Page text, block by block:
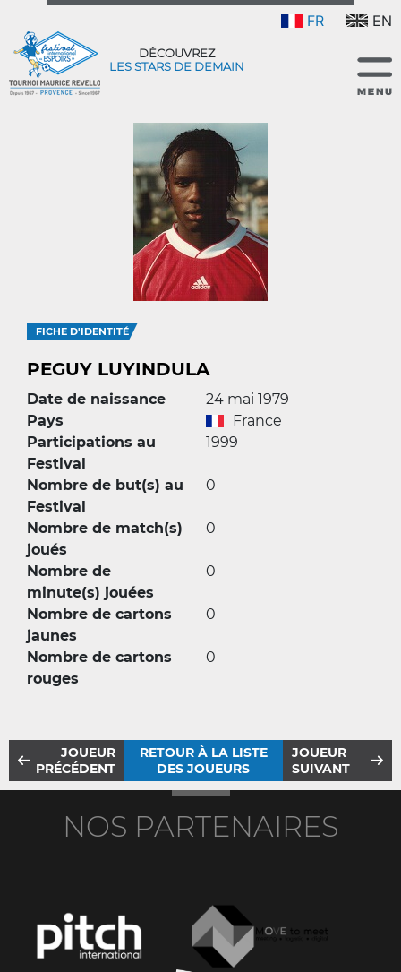
FR EN
DÉCOUVREZ
LES STARS DE DEMAIN
FICHE D'IDENTITÉ
PEGUY LUYINDULA
Date de naissance
24 mai 1979
Pays
France
Participations au
Festival
1999
Nombre de but(s) au
Festival
0
Nombre de match(s)
joués
0
Nombre de
minute(s) jouées
0
Nombre de cartons
jaunes
0
Nombre de cartons
rouges
0
JOUEUR
PRÉCÉDENT
RETOUR À LA LISTE
DES JOUEURS
JOUEUR
SUIVANT
NOS PARTENAIRES